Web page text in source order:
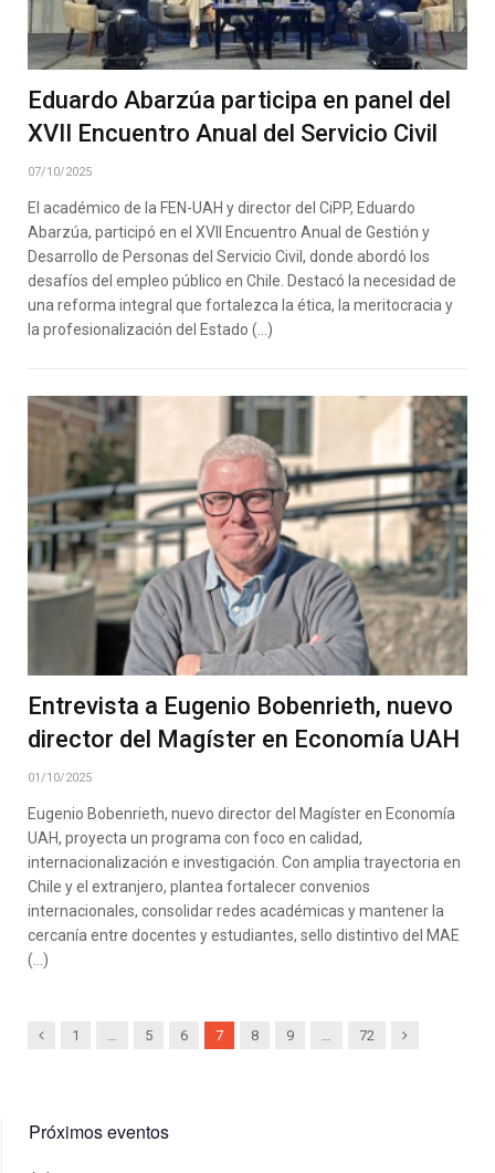
Eduardo Abarzúa participa en panel del
XVII Encuentro Anual del Servicio Civil
07/10/2025
El académico de la FEN-UAH y director del CiPP, Eduardo
Abarzúa, participó en el XVII Encuentro Anual de Gestión y
Desarrollo de Personas del Servicio Civil, donde abordó los
desafíos del empleo público en Chile. Destacó la necesidad de
una reforma integral que fortalezca la ética, la meritocracia y
la profesionalización del Estado (…)
Entrevista a Eugenio Bobenrieth, nuevo
director del Magíster en Economía UAH
01/10/2025
Eugenio Bobenrieth, nuevo director del Magíster en Economía
UAH, proyecta un programa con foco en calidad,
internacionalización e investigación. Con amplia trayectoria en
Chile y el extranjero, plantea fortalecer convenios
internacionales, consolidar redes académicas y mantener la
cercanía entre docentes y estudiantes, sello distintivo del MAE
(…)
Previous
1 5 6 7 8 9 72 Next
Próximos eventos